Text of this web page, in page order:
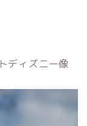
ディズニー像